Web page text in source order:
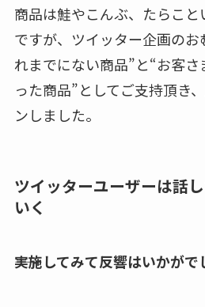
商品は鮭やこんぶ、たらこ
ですが、ツイッター企画のお
れまでにない商品”と“お客さ
った商品”としてご支持頂き
ンしました。
ツイッターユーザーは話
いく
――実施してみて反響はいかがで